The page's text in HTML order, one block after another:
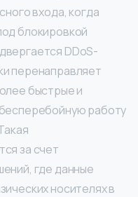
входа, когда
блокировкой
DDoS-
перенаправляет
быстрые и
работу
за счет
где данные
носителях в